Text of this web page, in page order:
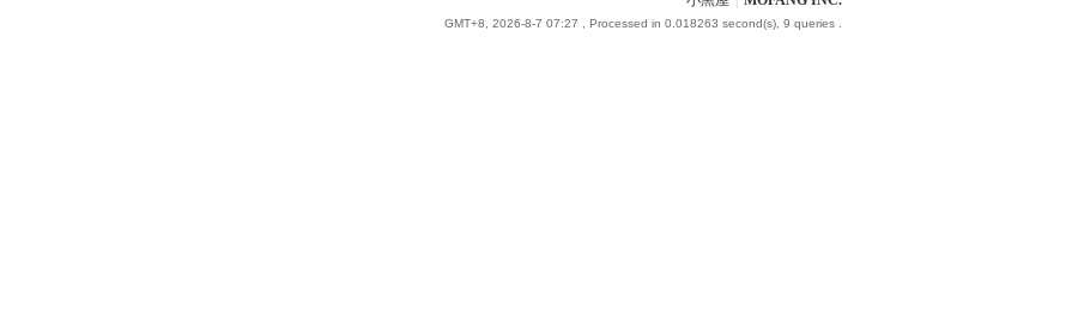
GMT+8, 2026-8-7 07:27 , Processed in 0.018263 second(s), 9 queries .